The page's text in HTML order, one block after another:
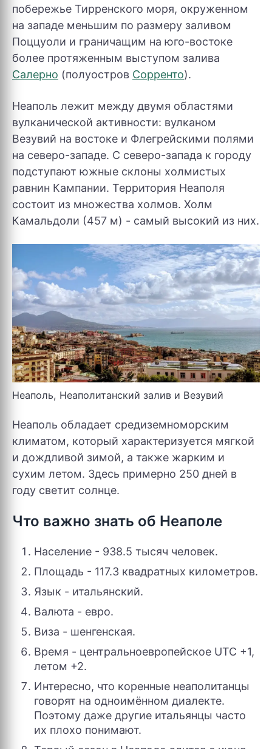
побережье Тирренского моря, окруженном
на западе меньшим по размеру заливом
Поццуоли и граничащим на юго-востоке
более протяженным выступом залива
Салерно (полуостров Сорренто).
Неаполь лежит между двумя областями
вулканической активности: вулканом
Везувий на востоке и Флегрейскими полями
на северо-западе. С северо-запада к городу
подступают южные склоны холмистых
равнин Кампании. Территория Неаполя
состоит из множества холмов. Холм
Камальдоли (457 м) - самый высокий из них.
Неаполь, Неаполитанский залив и Везувий
Неаполь обладает средиземноморским
климатом, который характеризуется мягкой
и дождливой зимой, а также жарким и
сухим летом. Здесь примерно 250 дней в
году светит солнце.
Что важно знать об Неаполе
Население - 938.5 тысяч человек.
Площадь - 117.3 квадратных километров.
Язык - итальянский.
Валюта - евро.
Виза - шенгенская.
Время - центральноевропейское UTC +1,
летом +2.
Интересно, что коренные неаполитанцы
говорят на одноимённом диалекте.
Поэтому даже другие итальянцы часто
их плохо понимают.